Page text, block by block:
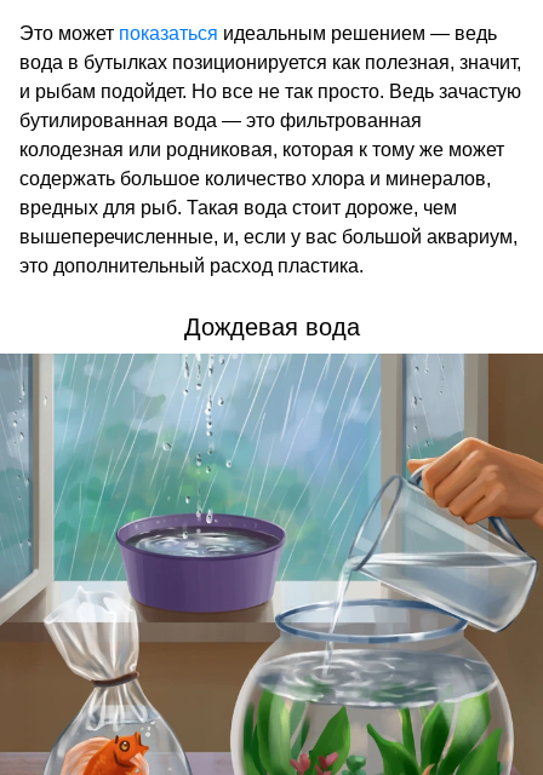
Это может показаться идеальным решением — ведь
вода в бутылках позиционируется как полезная, значит,
и рыбам подойдет. Но все не так просто. Ведь зачастую
бутилированная вода — это фильтрованная
колодезная или родниковая, которая к тому же может
содержать большое количество хлора и минералов,
вредных для рыб. Такая вода стоит дороже, чем
вышеперечисленные, и, если у вас большой аквариум,
это дополнительный расход пластика.
Дождевая вода